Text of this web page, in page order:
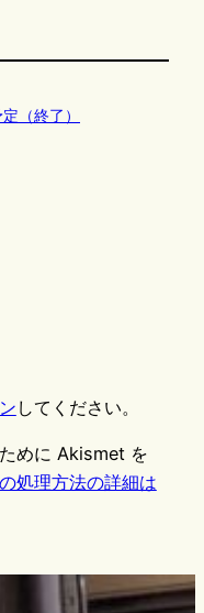
（終了）
してください。
めに Akismet を
処理方法の詳細は